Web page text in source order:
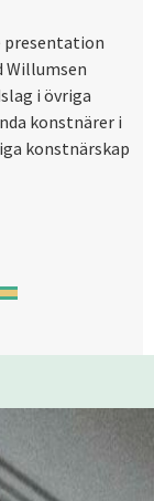
presentation
Willumsen
i övriga
konstnärer i
konstnärskap